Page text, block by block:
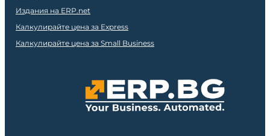
Издания на ERP.net
Калкулирайте цена за Express
Калкулирайте цена за Small Business